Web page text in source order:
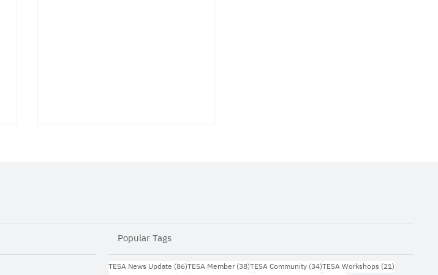
TESA ร่วมลงนามบันทึกความ
เข้าใจ (MOU) กับ Arrow
Popular Tags
TESA News Update (86)86 กระทู้
TESA Member(38)38 กระทู้
TESA Community (34)34 กระทู้
TESA Workshops (21)